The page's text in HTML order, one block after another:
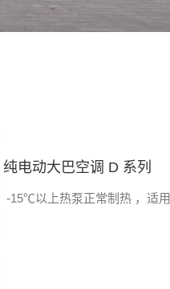
纯电动大巴空调 D 系列
-15℃以上热泵正常制热 ，适